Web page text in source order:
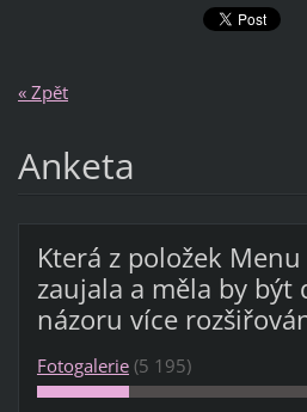
« Zpět
Anketa
Která z položek
zaujala a měla by být
názoru více
Fotogalerie (5 195)